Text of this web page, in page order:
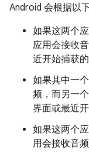
Android 会根据以
如果这两个
应用会接收
近开始捕获
如果其中一
频，而另一
界面或最近
如果这两个
用会接收音